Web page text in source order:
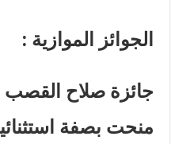
الجوائز الموازية :
جائزة صلاح القصب
منحت بصفة